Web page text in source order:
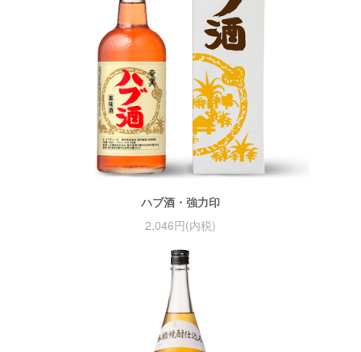
ハブ酒・強力印
2,046円(内税)